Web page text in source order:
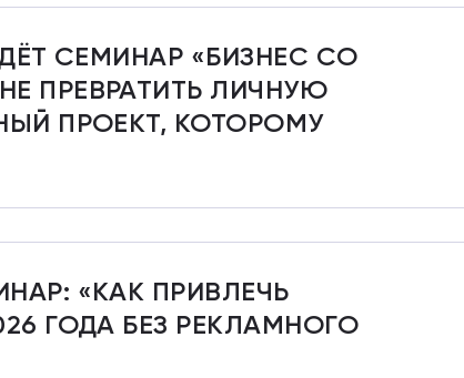
СЕМИНАР «БИЗНЕС СО
ПРЕВРАТИТЬ ЛИЧНУЮ
ПРОЕКТ, КОТОРОМУ
«КАК ПРИВЛЕЧЬ
ГОДА БЕЗ РЕКЛАМНОГО